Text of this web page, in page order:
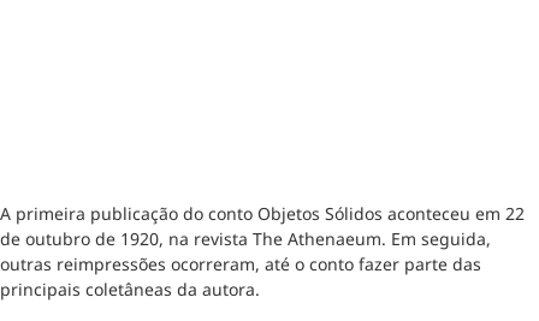
A primeira publicação do conto Objetos Sólidos aconteceu em 22
de outubro de 1920, na revista The Athenaeum. Em seguida,
outras reimpressões ocorreram, até o conto fazer parte das
principais coletâneas da autora.